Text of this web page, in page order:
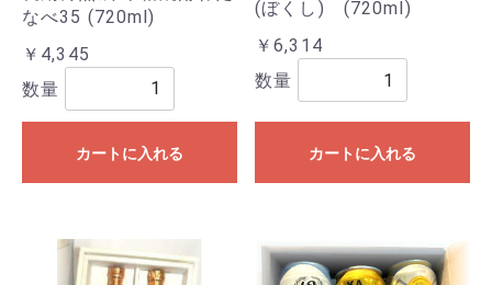
なべ35 (720ml)
￥4,345
数量
カートに入れる
(ぼくし) (720ml)
￥6,314
数量
カートに入れる